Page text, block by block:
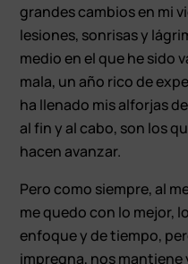
grandes cambios en mi
lesiones, sonrisas y
medio en el que he sido
mala, un año rico de
ha llenado mis alforjas
al fin y al cabo, son los
hacen avanzar.
Pero como siempre, al
me quedo con lo mejor,
enfoque y de tiempo,
impregna, nos mantiene